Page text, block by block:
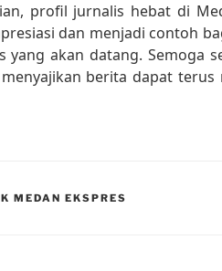
profil jurnalis hebat di
dan menjadi contoh
yang akan datang. Semoga
berita dapat terus
MEDAN EKSPRES